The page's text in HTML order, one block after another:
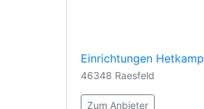
Einrichtungen Hetkamp
46348 Raesfeld
Zum Anbieter